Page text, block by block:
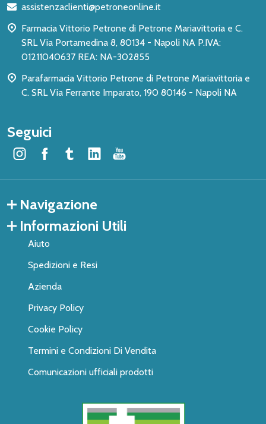
pagina
assistenzaclienti@petroneonline.it
Farmacia Vittorio Petrone di Petrone Mariavittoria e C.
SRL Via Portamedina 8, 80134 - Napoli NA P.IVA:
01211040637 REA: NA-302855
Parafarmacia Vittorio Petrone di Petrone Mariavittoria e
C. SRL Via Ferrante Imparato, 190 80146 - Napoli NA
Seguici
Navigazione
Informazioni Utili
Aiuto
Spedizioni e Resi
Azienda
Privacy Policy
Cookie Policy
Termini e Condizioni Di Vendita
Comunicazioni ufficiali prodotti